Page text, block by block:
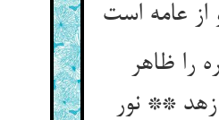
از عامه است‏
را ظاهر
** نور